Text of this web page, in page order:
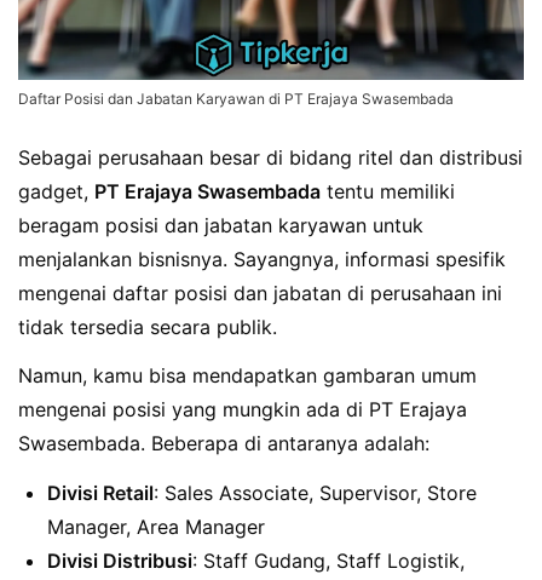
Daftar Posisi dan Jabatan Karyawan di PT Erajaya Swasembada
Sebagai perusahaan besar di bidang ritel dan distribusi
gadget, PT Erajaya Swasembada tentu memiliki
beragam posisi dan jabatan karyawan untuk
menjalankan bisnisnya. Sayangnya, informasi spesifik
mengenai daftar posisi dan jabatan di perusahaan ini
tidak tersedia secara publik.
Namun, kamu bisa mendapatkan gambaran umum
mengenai posisi yang mungkin ada di PT Erajaya
Swasembada. Beberapa di antaranya adalah:
Divisi Retail: Sales Associate, Supervisor, Store
Manager, Area Manager
Divisi Distribusi: Staff Gudang, Staff Logistik,